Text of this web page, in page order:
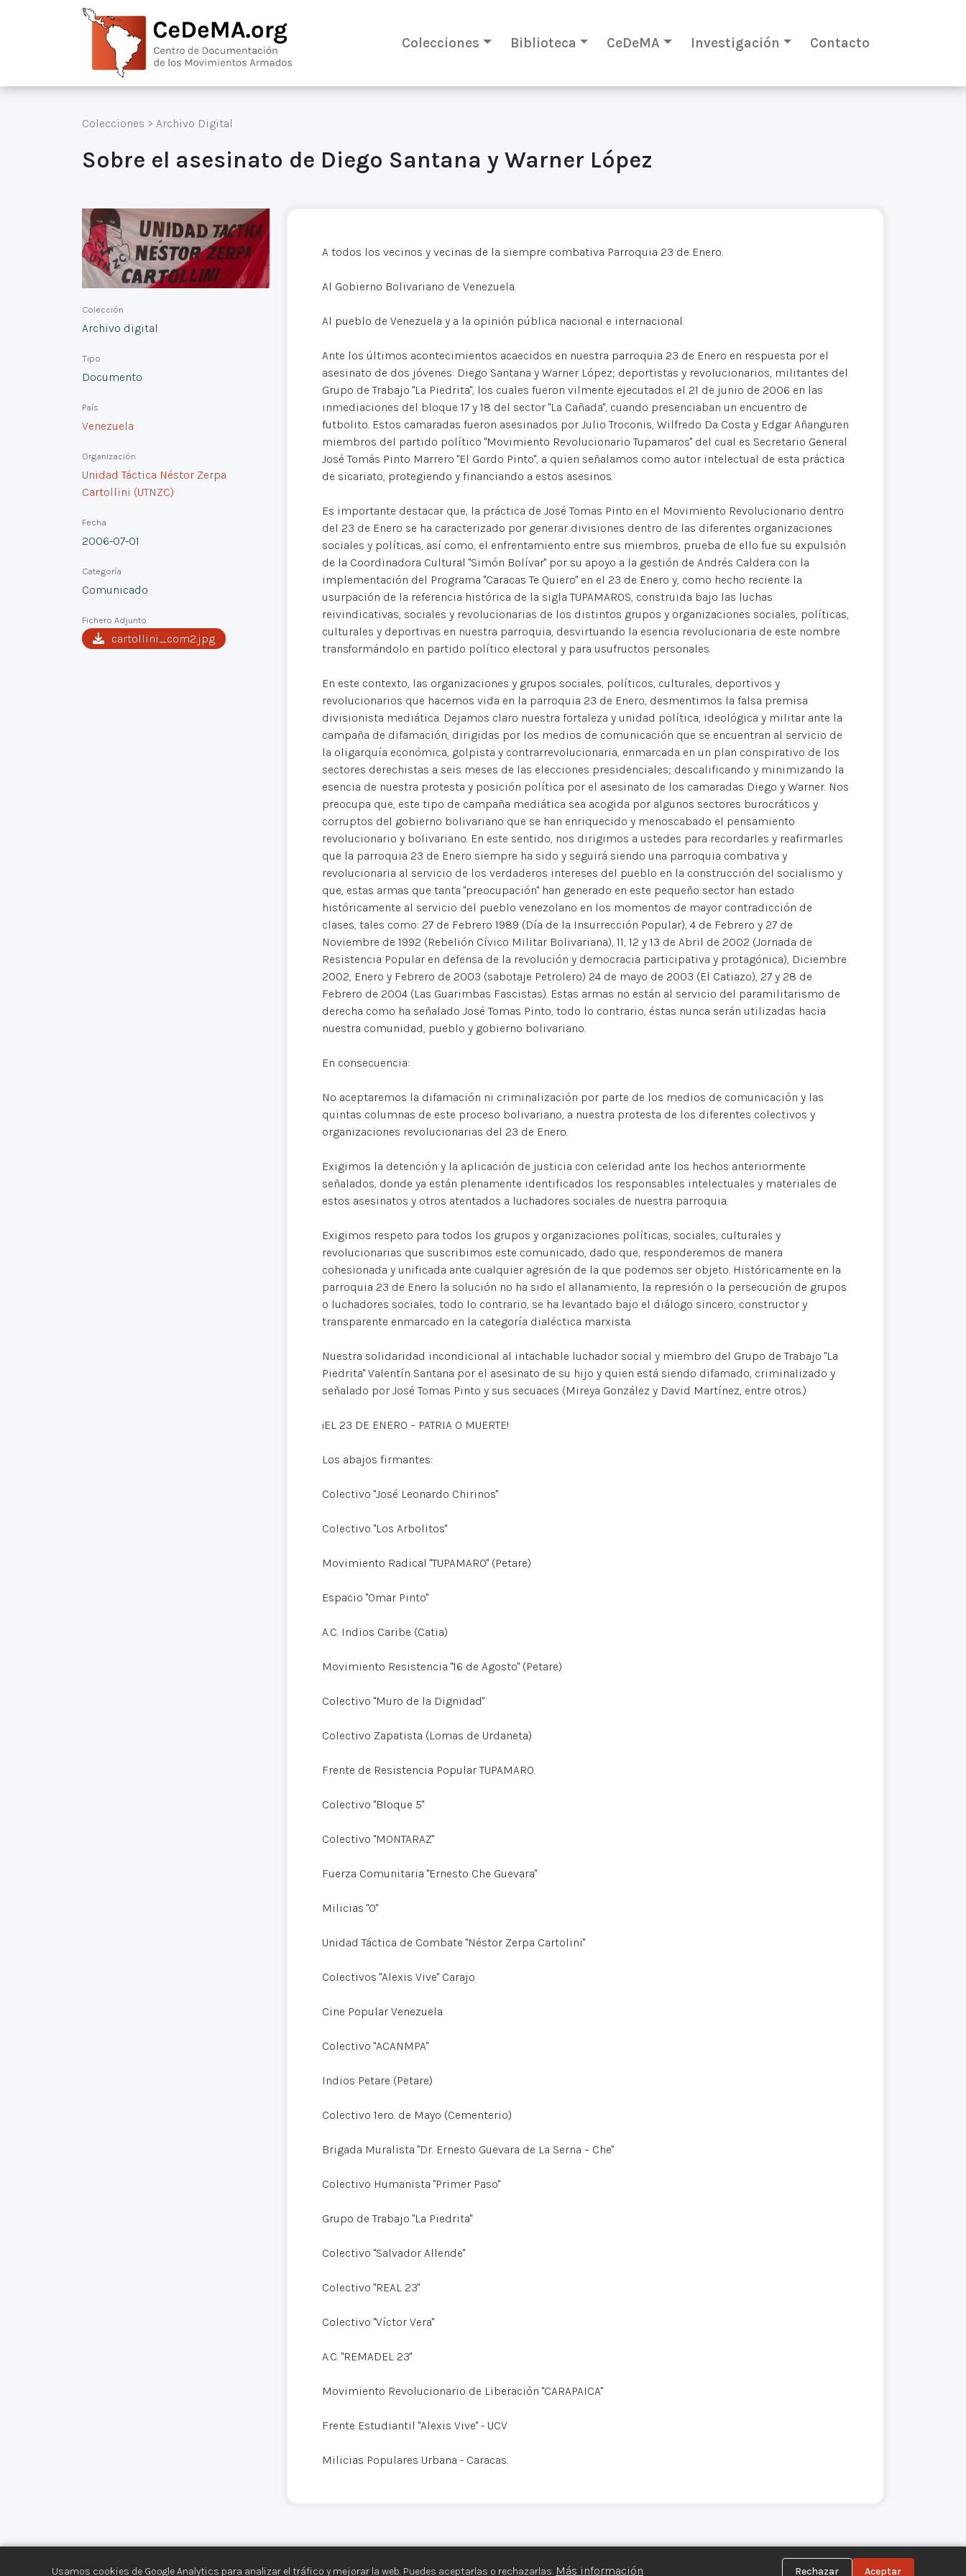
Usamos cookies de Google Analytics para analizar el tráfico y mejorar la web. Puedes aceptarlas o rechazarlas. Más información Rechazar Aceptar
Colecciones Biblioteca CeDeMA Investigación Contacto
Colecciones > Archivo Digital
Sobre el asesinato de Diego Santana y Warner López
Colección
Archivo digital
Tipo
Documento
País
Venezuela
Organización
Unidad Táctica Néstor Zerpa
Cartollini (UTNZC)
Fecha
2006-07-01
Categoría
Comunicado
Fichero Adjunto
cartollini_com2.jpg
A todos los vecinos y vecinas de la siempre combativa Parroquia 23 de Enero.
Al Gobierno Bolivariano de Venezuela.
Al pueblo de Venezuela y a la opinión pública nacional e internacional.
Ante los últimos acontecimientos acaecidos en nuestra parroquia 23 de Enero en respuesta por el
asesinato de dos jóvenes: Diego Santana y Warner López; deportistas y revolucionarios, militantes del
Grupo de Trabajo "La Piedrita", los cuales fueron vilmente ejecutados el 21 de junio de 2006 en las
inmediaciones del bloque 17 y 18 del sector "La Cañada", cuando presenciaban un encuentro de
futbolito. Estos camaradas fueron asesinados por Julio Troconis, Wilfredo Da Costa y Edgar Añanguren
miembros del partido político "Movimiento Revolucionario Tupamaros" del cual es Secretario General
José Tomás Pinto Marrero "El Gordo Pinto", a quien señalamos como autor intelectual de esta práctica
de sicariato, protegiendo y financiando a estos asesinos.
Es importante destacar que, la práctica de José Tomas Pinto en el Movimiento Revolucionario dentro
del 23 de Enero se ha caracterizado por generar divisiones dentro de las diferentes organizaciones
sociales y políticas, así como, el enfrentamiento entre sus miembros, prueba de ello fue su expulsión
de la Coordinadora Cultural "Simón Bolívar" por su apoyo a la gestión de Andrés Caldera con la
implementación del Programa "Caracas Te Quiero" en el 23 de Enero y, como hecho reciente la
usurpación de la referencia histórica de la sigla TUPAMAROS, construida bajo las luchas
reivindicativas, sociales y revolucionarias de los distintos grupos y organizaciones sociales, políticas,
culturales y deportivas en nuestra parroquia, desvirtuando la esencia revolucionaria de este nombre
transformándolo en partido político electoral y para usufructos personales.
En este contexto, las organizaciones y grupos sociales, políticos, culturales, deportivos y
revolucionarios que hacemos vida en la parroquia 23 de Enero, desmentimos la falsa premisa
divisionista mediática. Dejamos claro nuestra fortaleza y unidad política, ideológica y militar ante la
campaña de difamación, dirigidas por los medios de comunicación que se encuentran al servicio de
la oligarquía económica, golpista y contrarrevolucionaria, enmarcada en un plan conspirativo de los
sectores derechistas a seis meses de las elecciones presidenciales; descalificando y minimizando la
esencia de nuestra protesta y posición política por el asesinato de los camaradas Diego y Warner. Nos
preocupa que, este tipo de campaña mediática sea acogida por algunos sectores burocráticos y
corruptos del gobierno bolivariano que se han enriquecido y menoscabado el pensamiento
revolucionario y bolivariano. En este sentido, nos dirigimos a ustedes para recordarles y reafirmarles
que la parroquia 23 de Enero siempre ha sido y seguirá siendo una parroquia combativa y
revolucionaria al servicio de los verdaderos intereses del pueblo en la construcción del socialismo y
que, estas armas que tanta "preocupación" han generado en este pequeño sector han estado
históricamente al servicio del pueblo venezolano en los momentos de mayor contradicción de
clases, tales como: 27 de Febrero 1989 (Día de la Insurrección Popular), 4 de Febrero y 27 de
Noviembre de 1992 (Rebelión Cívico Militar Bolivariana), 11, 12 y 13 de Abril de 2002 (Jornada de
Resistencia Popular en defensa de la revolución y democracia participativa y protagónica), Diciembre
2002, Enero y Febrero de 2003 (sabotaje Petrolero) 24 de mayo de 2003 (El Catiazo), 27 y 28 de
Febrero de 2004 (Las Guarimbas Fascistas). Estas armas no están al servicio del paramilitarismo de
derecha como ha señalado José Tomas Pinto, todo lo contrario, éstas nunca serán utilizadas hacia
nuestra comunidad, pueblo y gobierno bolivariano.
En consecuencia:
No aceptaremos la difamación ni criminalización por parte de los medios de comunicación y las
quintas columnas de este proceso bolivariano, a nuestra protesta de los diferentes colectivos y
organizaciones revolucionarias del 23 de Enero.
Exigimos la detención y la aplicación de justicia con celeridad ante los hechos anteriormente
señalados, donde ya están plenamente identificados los responsables intelectuales y materiales de
estos asesinatos y otros atentados a luchadores sociales de nuestra parroquia.
Exigimos respeto para todos los grupos y organizaciones políticas, sociales, culturales y
revolucionarias que suscribimos este comunicado, dado que, responderemos de manera
cohesionada y unificada ante cualquier agresión de la que podemos ser objeto. Históricamente en la
parroquia 23 de Enero la solución no ha sido el allanamiento, la represión o la persecución de grupos
o luchadores sociales, todo lo contrario, se ha levantado bajo el diálogo sincero, constructor y
transparente enmarcado en la categoría dialéctica marxista.
Nuestra solidaridad incondicional al intachable luchador social y miembro del Grupo de Trabajo "La
Piedrita" Valentín Santana por el asesinato de su hijo y quien está siendo difamado, criminalizado y
señalado por José Tomas Pinto y sus secuaces (Mireya González y David Martínez, entre otros.)
¡EL 23 DE ENERO – PATRIA O MUERTE!
Los abajos firmantes:
Colectivo "José Leonardo Chirinos"
Colectivo "Los Arbolitos"
Movimiento Radical "TUPAMARO" (Petare)
Espacio "Omar Pinto"
A.C. Indios Caribe (Catia)
Movimiento Resistencia "16 de Agosto" (Petare)
Colectivo "Muro de la Dignidad"
Colectivo Zapatista (Lomas de Urdaneta)
Frente de Resistencia Popular TUPAMARO.
Colectivo "Bloque 5"
Colectivo "MONTARAZ"
Fuerza Comunitaria "Ernesto Che Guevara"
Milicias "0"
Unidad Táctica de Combate "Néstor Zerpa Cartolini"
Colectivos "Alexis Vive" Carajo
Cine Popular Venezuela
Colectivo "ACANMPA"
Indios Petare (Petare)
Colectivo 1ero. de Mayo (Cementerio)
Brigada Muralista "Dr. Ernesto Guevara de La Serna – Che"
Colectivo Humanista "Primer Paso"
Grupo de Trabajo "La Piedrita"
Colectivo "Salvador Allende"
Colectivo "REAL 23"
Colectivo "Víctor Vera"
A.C. "REMADEL 23"
Movimiento Revolucionario de Liberación "CARAPAICA"
Frente Estudiantil "Alexis Vive" - UCV
Milicias Populares Urbana - Caracas.